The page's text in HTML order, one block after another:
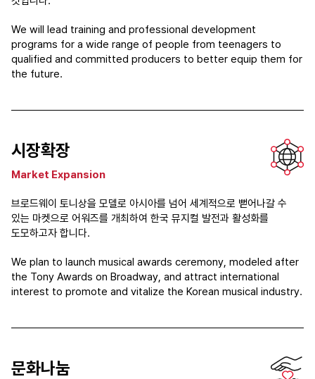
We will lead training and professional development
programs for a wide range of people from teenagers to
qualified and committed producers to better equip them for
the future.
시장확장
Market Expansion
브로드웨이 토니상을 모델로 아시아를 넘어 세계적으로 뻗어나갈 수
있는 마켓으로 어워즈를 개최하여 한국 뮤지컬 발전과 활성화를
도모하고자 합니다.
We plan to launch musical awards ceremony, modeled after
the Tony Awards on Broadway, and attract international
interest to promote and vitalize the Korean musical industry.
문화나눔